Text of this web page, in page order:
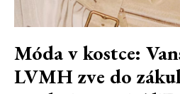
Móda v kostce:
LVMH zve do